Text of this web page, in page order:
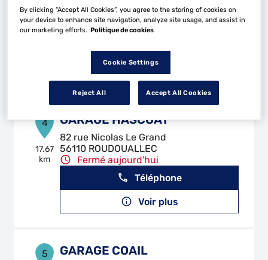
15.46
km
Route de Chateauneuf du Faou
29530 PLONEVEZ DU FAOU
Fermé aujourd'hui
4
17.67
km
GARAGE HASCOAT
82 rue Nicolas Le Grand
56110 ROUDOUALLEC
Fermé aujourd'hui
Téléphone
Voir plus
5 GARAGE COAIL
By clicking “Accept All Cookies”, you agree to the storing of cookies on
your device to enhance site navigation, analyze site usage, and assist in
our marketing efforts. Politique de cookies
Cookie Settings
Reject All Accept All Cookies